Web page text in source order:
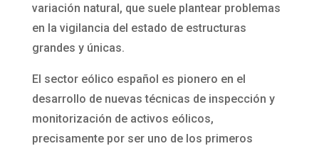
variación natural, que suele plantear problemas
en la vigilancia del estado de estructuras
grandes y únicas.
El sector eólico español es pionero en el
desarrollo de nuevas técnicas de inspección y
monitorización de activos eólicos,
precisamente por ser uno de los primeros